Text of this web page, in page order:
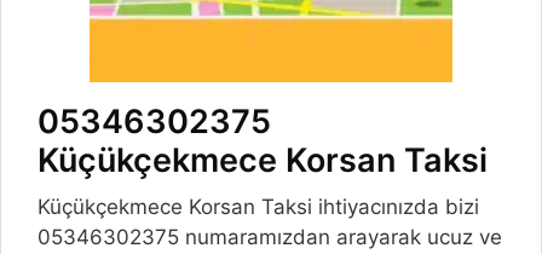
05346302375
Küçükçekmece Korsan Taksi
Küçükçekmece Korsan Taksi ihtiyacınızda bizi
05346302375 numaramızdan arayarak ucuz ve